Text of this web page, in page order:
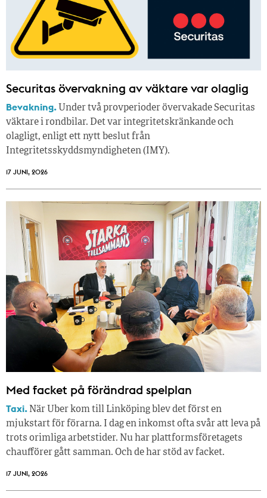
Securitas övervakning av väktare var olaglig
Bevakning. Under två provperioder övervakade Securitas
väktare i rondbilar. Det var integritetskränkande och
olagligt, enligt ett nytt beslut från
Integritetsskyddsmyndigheten (IMY).
17 JUNI, 2026
Med facket på förändrad spelplan
Taxi. När Uber kom till Linköping blev det först en
mjukstart för förarna. I dag en inkomst ofta svår att leva på
trots orimliga arbetstider. Nu har plattformsföretagets
chaufförer gått samman. Och de har stöd av facket.
17 JUNI, 2026